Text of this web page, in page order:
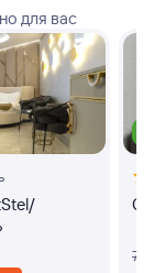
для вас
7